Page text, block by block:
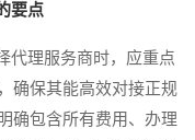
要点
理服务商时，应重点
确保其能高效对接正规
确包含所有费用、办理